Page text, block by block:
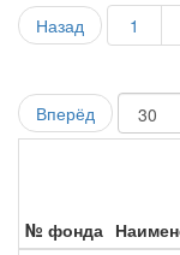
Назад 1
Вперёд
№ фонда